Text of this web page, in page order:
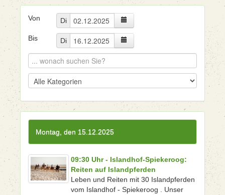
Von Di
Bis Di
Montag, den 15.12.2025
09:30 Uhr - Islandhof-Spiekeroog:
Reiten auf Islandpferden
Leben und Reiten mit 30 Islandpferden
vom Islandhof - Spiekeroog . Unser